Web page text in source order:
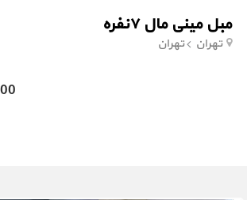
مبل مینی مال ۷نفره
تهران تهران